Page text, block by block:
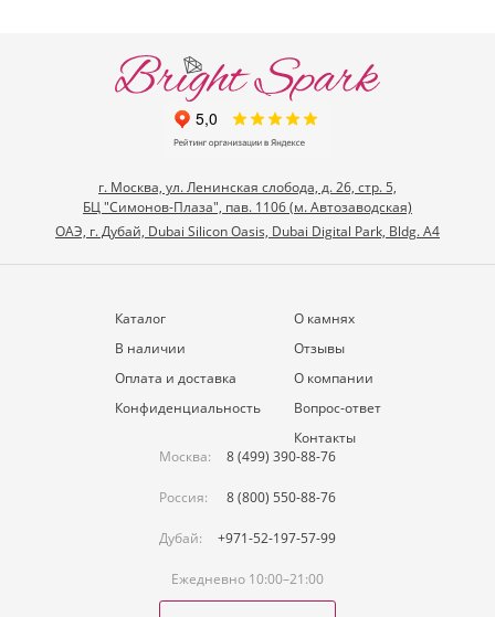
г. Москва, ул. Ленинская слобода, д. 26, стр. 5,
БЦ "Симонов-Плаза", пав. 1106 (м. Автозаводская)
ОАЭ, г. Дубай, Dubai Silicon Oasis, Dubai Digital Park, Bldg. A4
Каталог
В наличии
Оплата и доставка
Конфиденциальность
О камнях
Отзывы
О компании
Вопрос-ответ
Контакты
Москва:
8 (499) 390-88-76
Россия: 8 (800) 550-88-76
Дубай: +971-52-197-57-99
Ежедневно 10:00–21:00